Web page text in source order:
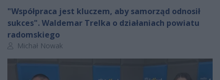
"Współpraca jest kluczem, aby samorząd odnosił
sukces". Waldemar Trelka o działaniach powiatu
radomskiego
Autor artykułu:
Michał Nowak